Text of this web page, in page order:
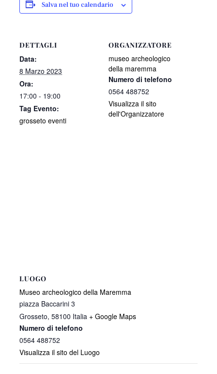
Salva nel tuo calendario
DETTAGLI
Data:
8 Marzo 2023
Ora:
17:00 - 19:00
Tag Evento:
grosseto eventi
ORGANIZZATORE
museo archeologico
della maremma
Numero di telefono
0564 488752
Visualizza il sito
dell'Organizzatore
LUOGO
Museo archeologico della Maremma
piazza Baccarini 3
Grosseto, 58100 Italia + Google Maps
Numero di telefono
0564 488752
Visualizza il sito del Luogo